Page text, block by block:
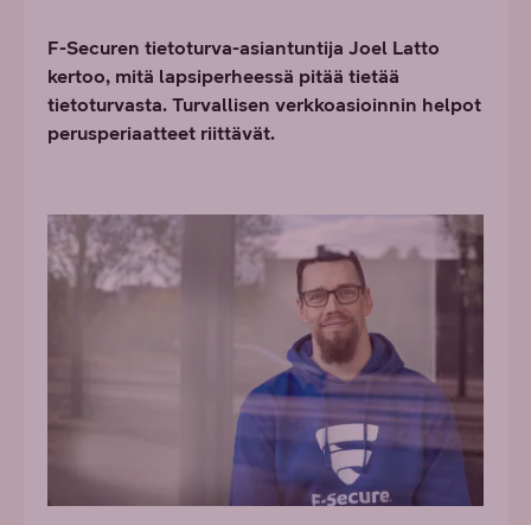
F-Securen tietoturva-asiantuntija Joel Latto
kertoo, mitä lapsiperheessä pitää tietää
tietoturvasta. Turvallisen verkkoasioinnin helpot
perusperiaatteet riittävät.